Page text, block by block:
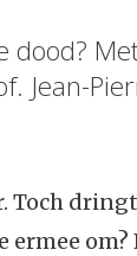
dood?
Jean-
Toch